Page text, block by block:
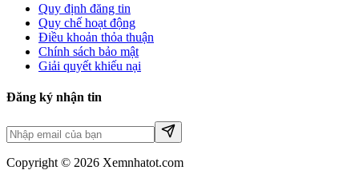
Quy định đăng tin
Quy chế hoạt động
Điều khoản thỏa thuận
Chính sách bảo mật
Giải quyết khiếu nại
Đăng ký nhận tin
Copyright © 2026 Xemnhatot.com